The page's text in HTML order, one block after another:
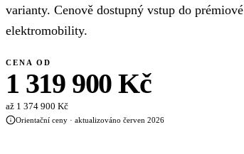
varianty. Cenově dostupný vstup do prémiové
elektromobility.
CENA OD
1 319 900 Kč
až 1 374 900 Kč
Orientační ceny · aktualizováno červen 2026